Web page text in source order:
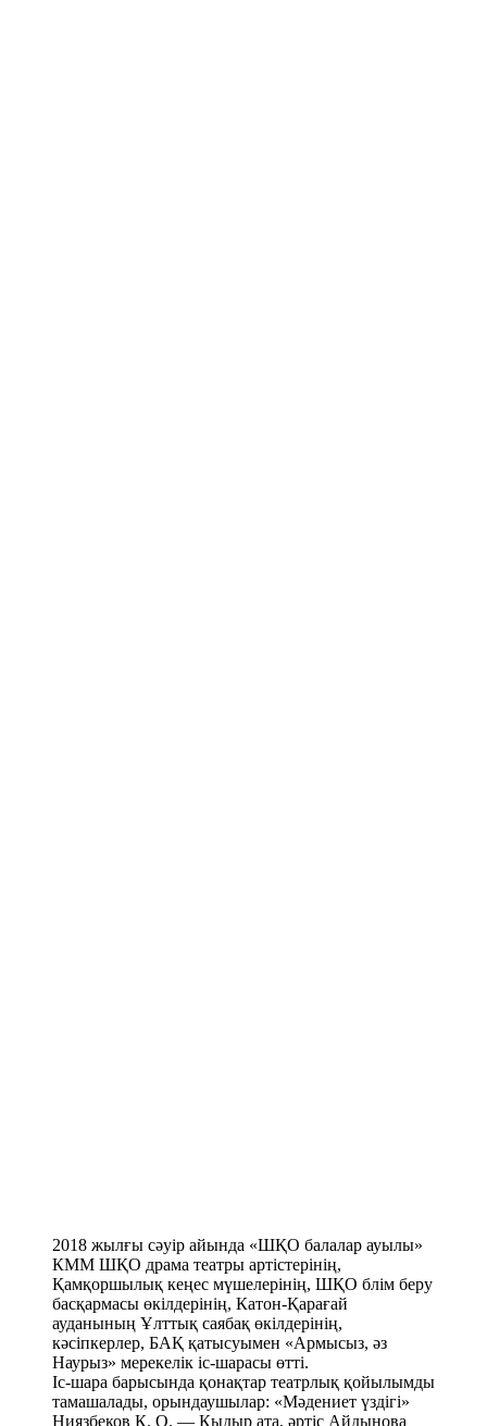
Арыстанбек, Дузбаев Т. К , Мукашев Қ. ҚР
«Мәдениет үздігі» Бақтыбаева Г., ҚО «Мәдениет
қайраткерлері» Аргынбаева М. Қ , Құмарова
М.Қ балалар үйінің түлегі Тоқтағанова
Жансаяның қатысуымен «Тұсау кесу» рәсімін
өткізді. Оның ұлы Нариманның тұсауын ШҚО
білім беру ардагері, Меновной ауылдық округінің
ардагерлер Кеңесінің төрағасы, Қамқоршылық
кеңес мүшесі Рахимова М.Р. кесті. Ұлттық дәстүр
бойынша қатысушыларға А.А.Ислямов естелік